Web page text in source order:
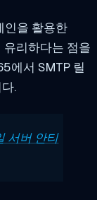
인을 활용한
리하다는 점을
에서 SMTP 릴
.
서버 안티